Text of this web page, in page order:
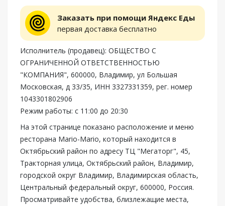
Заказать при помощи Яндекс Еды
первая доставка бесплатно
Исполнитель (продавец): ОБЩЕСТВО С
ОГРАНИЧЕННОЙ ОТВЕТСТВЕННОСТЬЮ
"КОМПАНИЯ", 600000, Владимир, ул Большая
Московская, д 33/35, ИНН 3327331359, рег. номер
1043301802906
Режим работы: с 11:00 до 20:30
На этой странице показано расположение и меню
ресторана Mario-Mario, который находится в
Октябрьский район по адресу ТЦ "Мегаторг", 45,
Тракторная улица, Октябрьский район, Владимир,
городской округ Владимир, Владимирская область,
Центральный федеральный округ, 600000, Россия.
Просматривайте удобства, близлежащие места,